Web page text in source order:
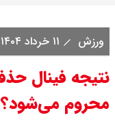
ورزش ۱۱ خرداد ۱۴۰۴
نتیجه فینال
محروم می‌شود؟